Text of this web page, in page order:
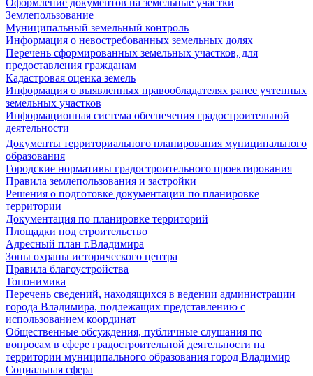
Оформление документов на земельные участки
Землепользование
Муниципальный земельный контроль
Информация о невостребованных земельных долях
Перечень сформированных земельных участков, для
предоставления гражданам
Кадастровая оценка земель
Информация о выявленных правообладателях ранее учтенных
земельных участков
Информационная система обеспечения градостроительной
деятельности
Документы территориального планирования муниципального
образования
Городские нормативы градостроительного проектирования
Правила землепользования и застройки
Решения о подготовке документации по планировке
территории
Документация по планировке территорий
Площадки под строительство
Адресный план г.Владимира
Зоны охраны исторического центра
Правила благоустройства
Топонимика
Перечень сведений, находящихся в ведении администрации
города Владимира, подлежащих представлению с
использованием координат
Общественные обсуждения, публичные слушания по
вопросам в сфере градостроительной деятельности на
территории муниципального образования город Владимир
Социальная сфера